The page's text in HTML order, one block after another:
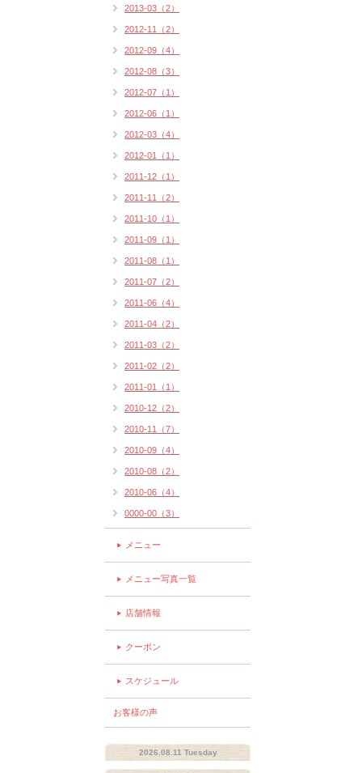
2013-03（2）
2012-11（2）
2012-09（4）
2012-08（3）
2012-07（1）
2012-06（1）
2012-03（4）
2012-01（1）
2011-12（1）
2011-11（2）
2011-10（1）
2011-09（1）
2011-08（1）
2011-07（2）
2011-06（4）
2011-04（2）
2011-03（2）
2011-02（2）
2011-01（1）
2010-12（2）
2010-11（7）
2010-09（4）
2010-08（2）
2010-06（4）
0000-00（3）
メニュー
メニュー写真一覧
店舗情報
クーポン
スケジュール
お客様の声
2026.08.11 Tuesday